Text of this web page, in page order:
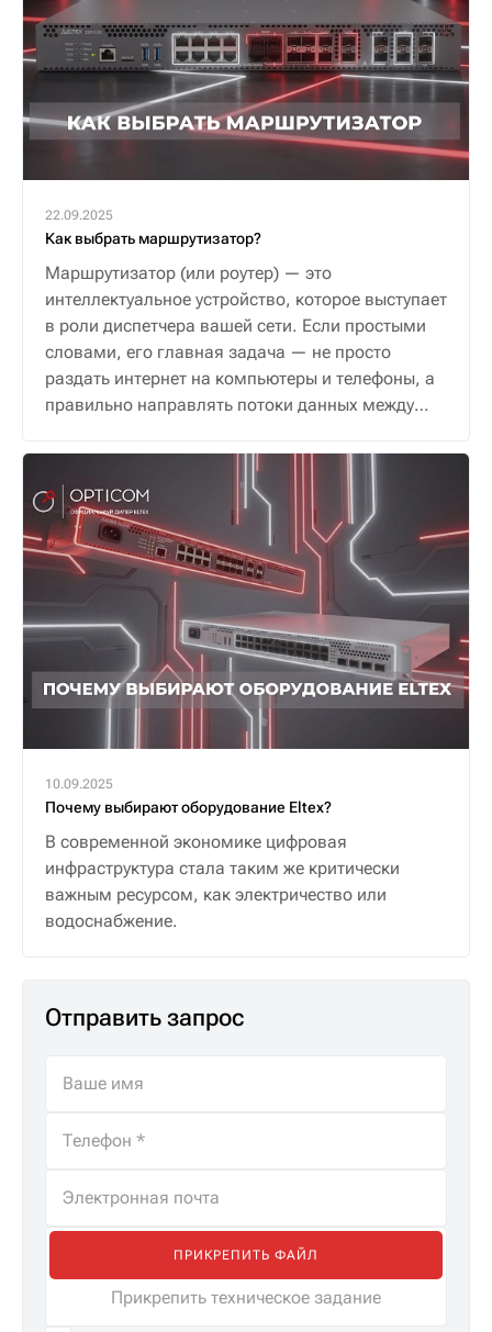
22.09.2025
Как выбрать маршрутизатор?
Маршрутизатор (или роутер) — это
интеллектуальное устройство, которое выступает
в роли диспетчера вашей сети. Если простыми
словами, его главная задача — не просто
раздать интернет на компьютеры и телефоны, а
правильно направлять потоки данных между
и безопасную связь.
10.09.2025
Почему выбирают оборудование Eltex?
В современной экономике цифровая
инфраструктура стала таким же критически
важным ресурсом, как электричество или
водоснабжение.
Отправить запрос
ПРИКРЕПИТЬ ФАЙЛ
Прикрепить техническое задание